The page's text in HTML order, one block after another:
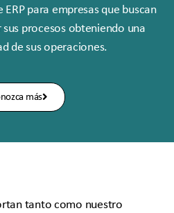
para empresas que buscan
procesos obteniendo una
de sus operaciones.
más
tanto como nuestro